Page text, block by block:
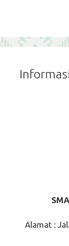
Informasi
Alamat :